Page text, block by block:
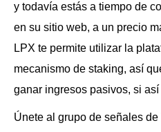
y todavía estás a tiempo de
en su sitio web, a un precio
LPX te permite utilizar la
mecanismo de staking, así
ganar ingresos pasivos, si
Únete al grupo de señales